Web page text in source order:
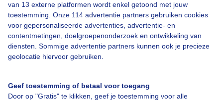
van 13 externe platformen wordt enkel getoond met jouw
toestemming. Onze 114 advertentie partners gebruiken cookies
voor gepersonaliseerde advertenties, advertentie- en
contentmetingen, doelgroepenonderzoek en ontwikkeling van
diensten. Sommige advertentie partners kunnen ook je precieze
geolocatie hiervoor gebruiken.
Geef toestemming of betaal voor toegang
Door op "Gratis" te klikken, geef je toestemming voor alle
Over Buienradar
Contact